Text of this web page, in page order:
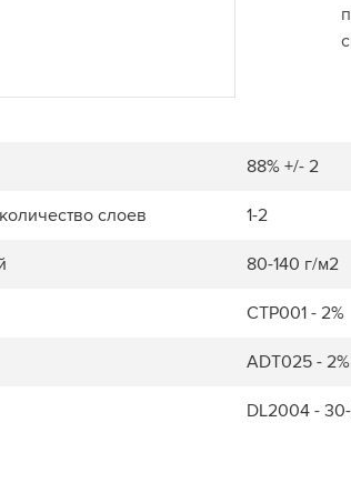
88% +/- 2
слоев 1-2
80-140 г/м2
CTP001 - 2%
ADT025 - 2%
DL2004 -